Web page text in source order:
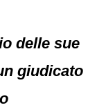
delle sue
giudicato